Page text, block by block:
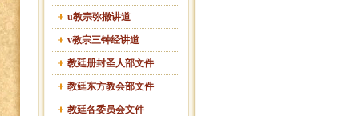
u教宗弥撒讲道
v教宗三钟经讲道
教廷册封圣人部文件
教廷东方教会部文件
教廷各委员会文件